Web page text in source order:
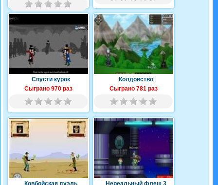
Спусти курок
Сыграно 970 раз
Колдовство
Сыграно 781 раз
Ковбойская дуэль Нереальный флеш 3